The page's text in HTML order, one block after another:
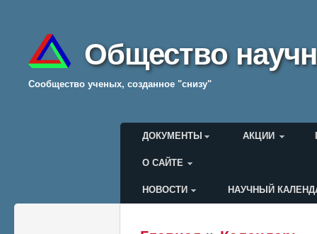
Общество
Cообщество ученых, созданное "снизу"
Главное меню
ДОКУМЕНТЫ АКЦИИ
О САЙТЕ
Меню пользователя
НОВОСТИ НАУЧНЫЙ